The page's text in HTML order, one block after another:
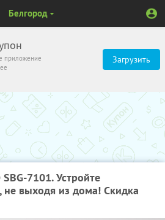
приложение
Загрузить
Белгород
7101. Устройте
не выходя из дома! Скидка